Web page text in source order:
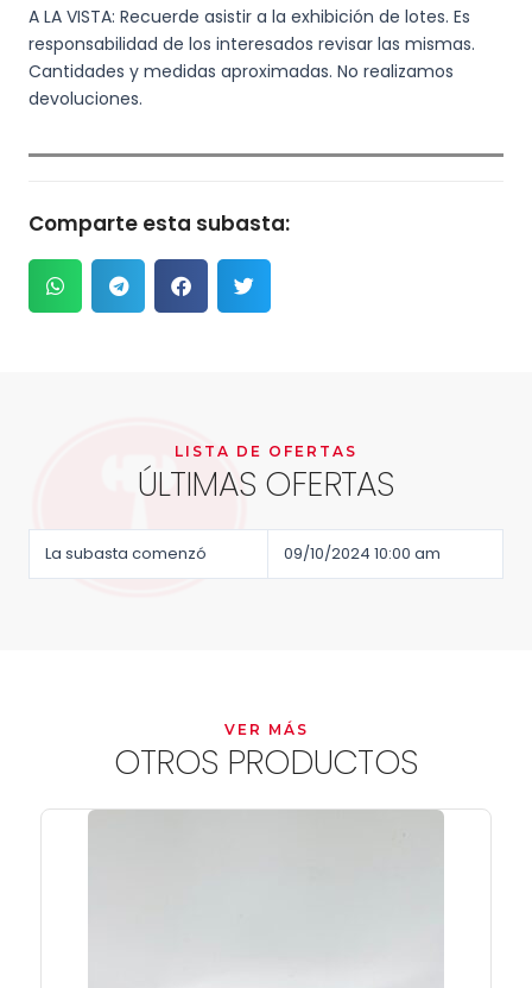
A LA VISTA: Recuerde asistir a la exhibición de lotes. Es
responsabilidad de los interesados revisar las mismas.
Cantidades y medidas aproximadas. No realizamos
devoluciones.
Comparte esta subasta:
LISTA DE OFERTAS
ÚLTIMAS OFERTAS
La subasta comenzó 09/10/2024 10:00 am
VER MÁS
OTROS PRODUCTOS